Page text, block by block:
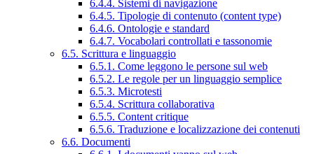
6.4.4. Sistemi di navigazione
6.4.5. Tipologie di contenuto (content type)
6.4.6. Ontologie e standard
6.4.7. Vocabolari controllati e tassonomie
6.5. Scrittura e linguaggio
6.5.1. Come leggono le persone sul web
6.5.2. Le regole per un linguaggio semplice
6.5.3. Microtesti
6.5.4. Scrittura collaborativa
6.5.5. Content critique
6.5.6. Traduzione e localizzazione dei contenuti
6.6. Documenti